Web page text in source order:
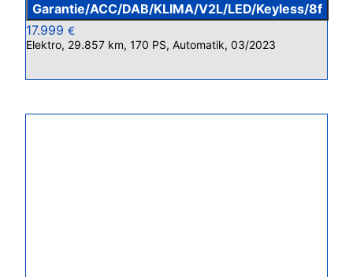
Garantie/ACC/DAB/KLIMA/V2L/LED/Keyless/8f
17.999 €
Elektro, 29.857 km, 170 PS, Automatik, 03/2023